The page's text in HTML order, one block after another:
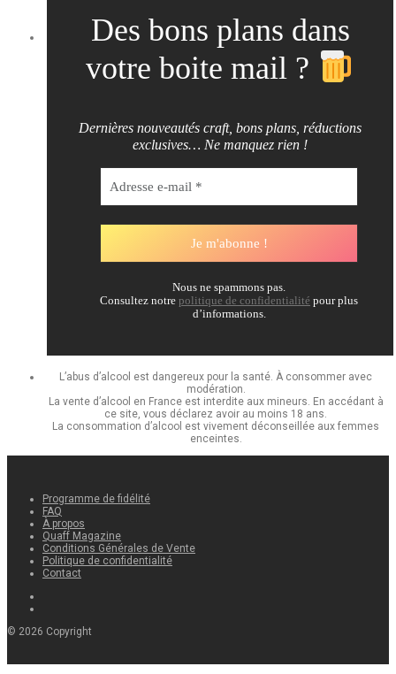
Des bons plans dans
votre boite mail ?
Dernières nouveautés craft, bons plans, réductions
exclusives… Ne manquez rien !
Nous ne spammons pas.
Consultez notre politique de confidentialité pour plus
d’informations.
L’abus d’alcool est dangereux pour la santé. À consommer avec
modération.
La vente d’alcool en France est interdite aux mineurs. En accédant à
ce site, vous déclarez avoir au moins 18 ans.
La consommation d’alcool est vivement déconseillée aux femmes
enceintes.
Programme de fidélité
FAQ
À propos
Quaff Magazine
Conditions Générales de Vente
Politique de confidentialité
Contact
© 2026 Copyright